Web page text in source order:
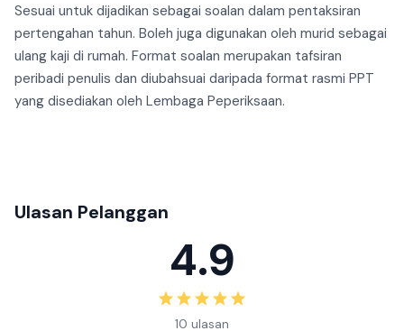
Sesuai untuk dijadikan sebagai soalan dalam pentaksiran
pertengahan tahun. Boleh juga digunakan oleh murid sebagai
ulang kaji di rumah. Format soalan merupakan tafsiran
peribadi penulis dan diubahsuai daripada format rasmi PPT
yang disediakan oleh Lembaga Peperiksaan.
Ulasan Pelanggan
4.9
10 ulasan